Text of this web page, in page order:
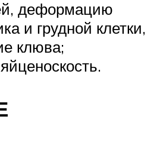
деформацию
и грудной клетки,
клюва;